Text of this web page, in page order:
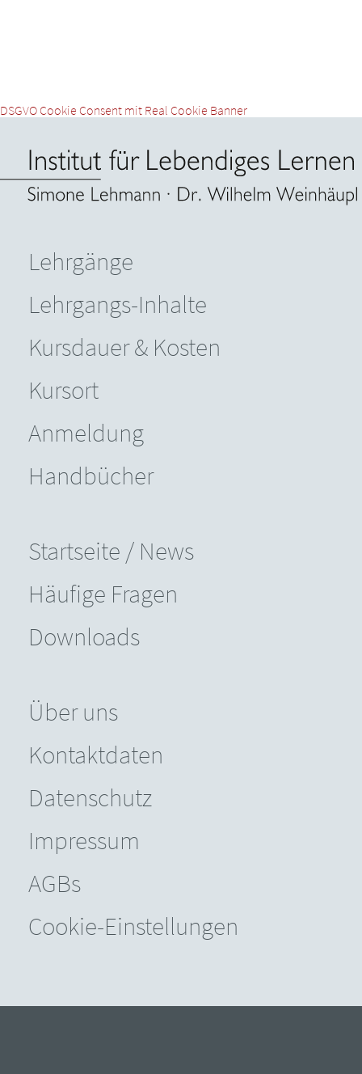
DSGVO Cookie Consent mit Real Cookie Banner
Lehrgänge
Lehrgangs-Inhalte
Kursdauer & Kosten
Kursort
Anmeldung
Handbücher
Startseite / News
Häufige Fragen
Downloads
Über uns
Kontaktdaten
Datenschutz
Impressum
AGBs
Cookie-Einstellungen